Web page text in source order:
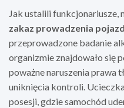
Jak ustalili funkcjonariusze,
zakaz prowadzenia
przeprowadzone badanie
organizmie znajdowało się
poważne naruszenia prawa
uniknięcia kontroli.
posesji, gdzie samochód